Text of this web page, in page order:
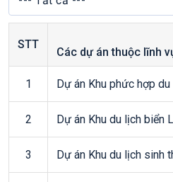
STT
Các dự án thuộc lĩnh
1 Dự án Khu phức hợp
2 Dự án Khu du lịch biển
3 Dự án Khu du lịch sinh